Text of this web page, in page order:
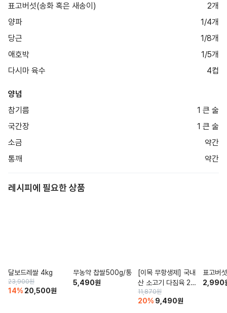
표고버섯(송화 혹은 새송이)
2개
양파
1/4개
당근
1/8개
애호박
1/5개
다시마 육수
4컵
양념
참기름
1 큰 술
국간장
1 큰 술
소금
약간
통깨
약간
레시피에 필요한 상품
달보드레쌀 4kg
23,900원
14% 20,500원
무농약 찹쌀500g/통
5,490원
[이목 무항생제] 국내
산 소고기 다짐육 20
0g (냉장)
11,870원
20% 9,490원
표고버
2,990